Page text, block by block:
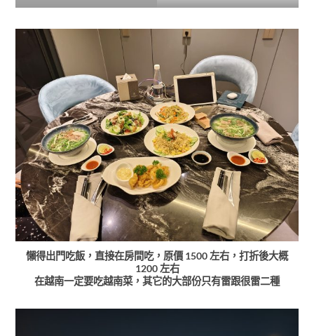
懶得出門吃飯，直接在房間吃，原價 1500 左右，打折後大概
1200 左右
在越南一定要吃越南菜，其它的大部份只有雷跟很雷二種